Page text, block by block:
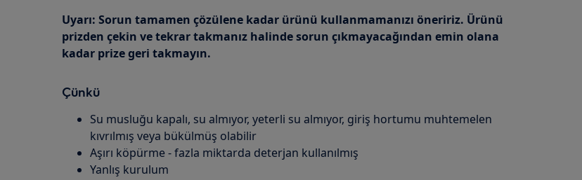
Uyarı: Sorun tamamen çözülene kadar ürünü kullanmamanızı öneririz. Ürünü
prizden çekin ve tekrar takmanız halinde sorun çıkmayacağından emin olana
kadar prize geri takmayın.
Çünkü
Su musluğu kapalı, su almıyor, yeterli su almıyor, giriş hortumu muhtemelen
kıvrılmış veya bükülmüş olabilir
Aşırı köpürme - fazla miktarda deterjan kullanılmış
Yanlış kurulum